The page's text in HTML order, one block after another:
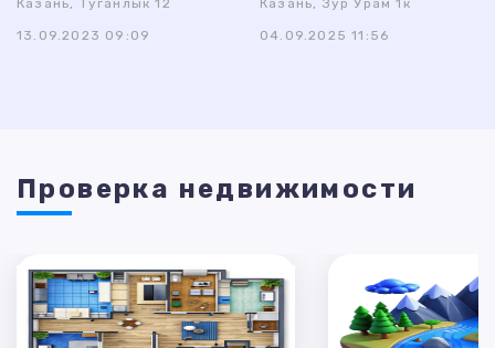
Казань, Туганлык 12
13.09.2023 09:09
Казань, Зур Урам 1к
04.09.2025 11:56
Проверка недвижимости